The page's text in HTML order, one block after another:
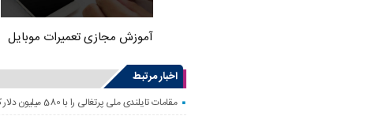
آموزش مجازی تعمیرات موبایل
اخبار مرتبط
مقامات تایلندی ملی پرتغالی را با 580 میلیون دلار کلاهبرداری رمزنگاری کردند